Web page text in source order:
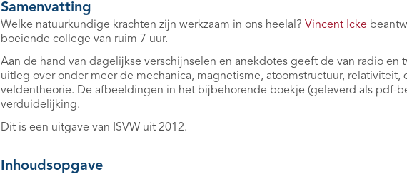
Samenvatting
Welke natuurkundige krachten zijn werkzaam in ons heelal? Vincent Icke
boeiende college van ruim 7 uur.
Aan de hand van dagelijkse verschijnselen en anekdotes geeft de van radio en
uitleg over onder meer de mechanica, magnetisme, atoomstructuur, relativiteit,
veldentheorie. De afbeeldingen in het bijbehorende boekje (geleverd als pdf-
verduidelijking.
Dit is een uitgave van ISVW uit 2012.
Inhoudsopgave